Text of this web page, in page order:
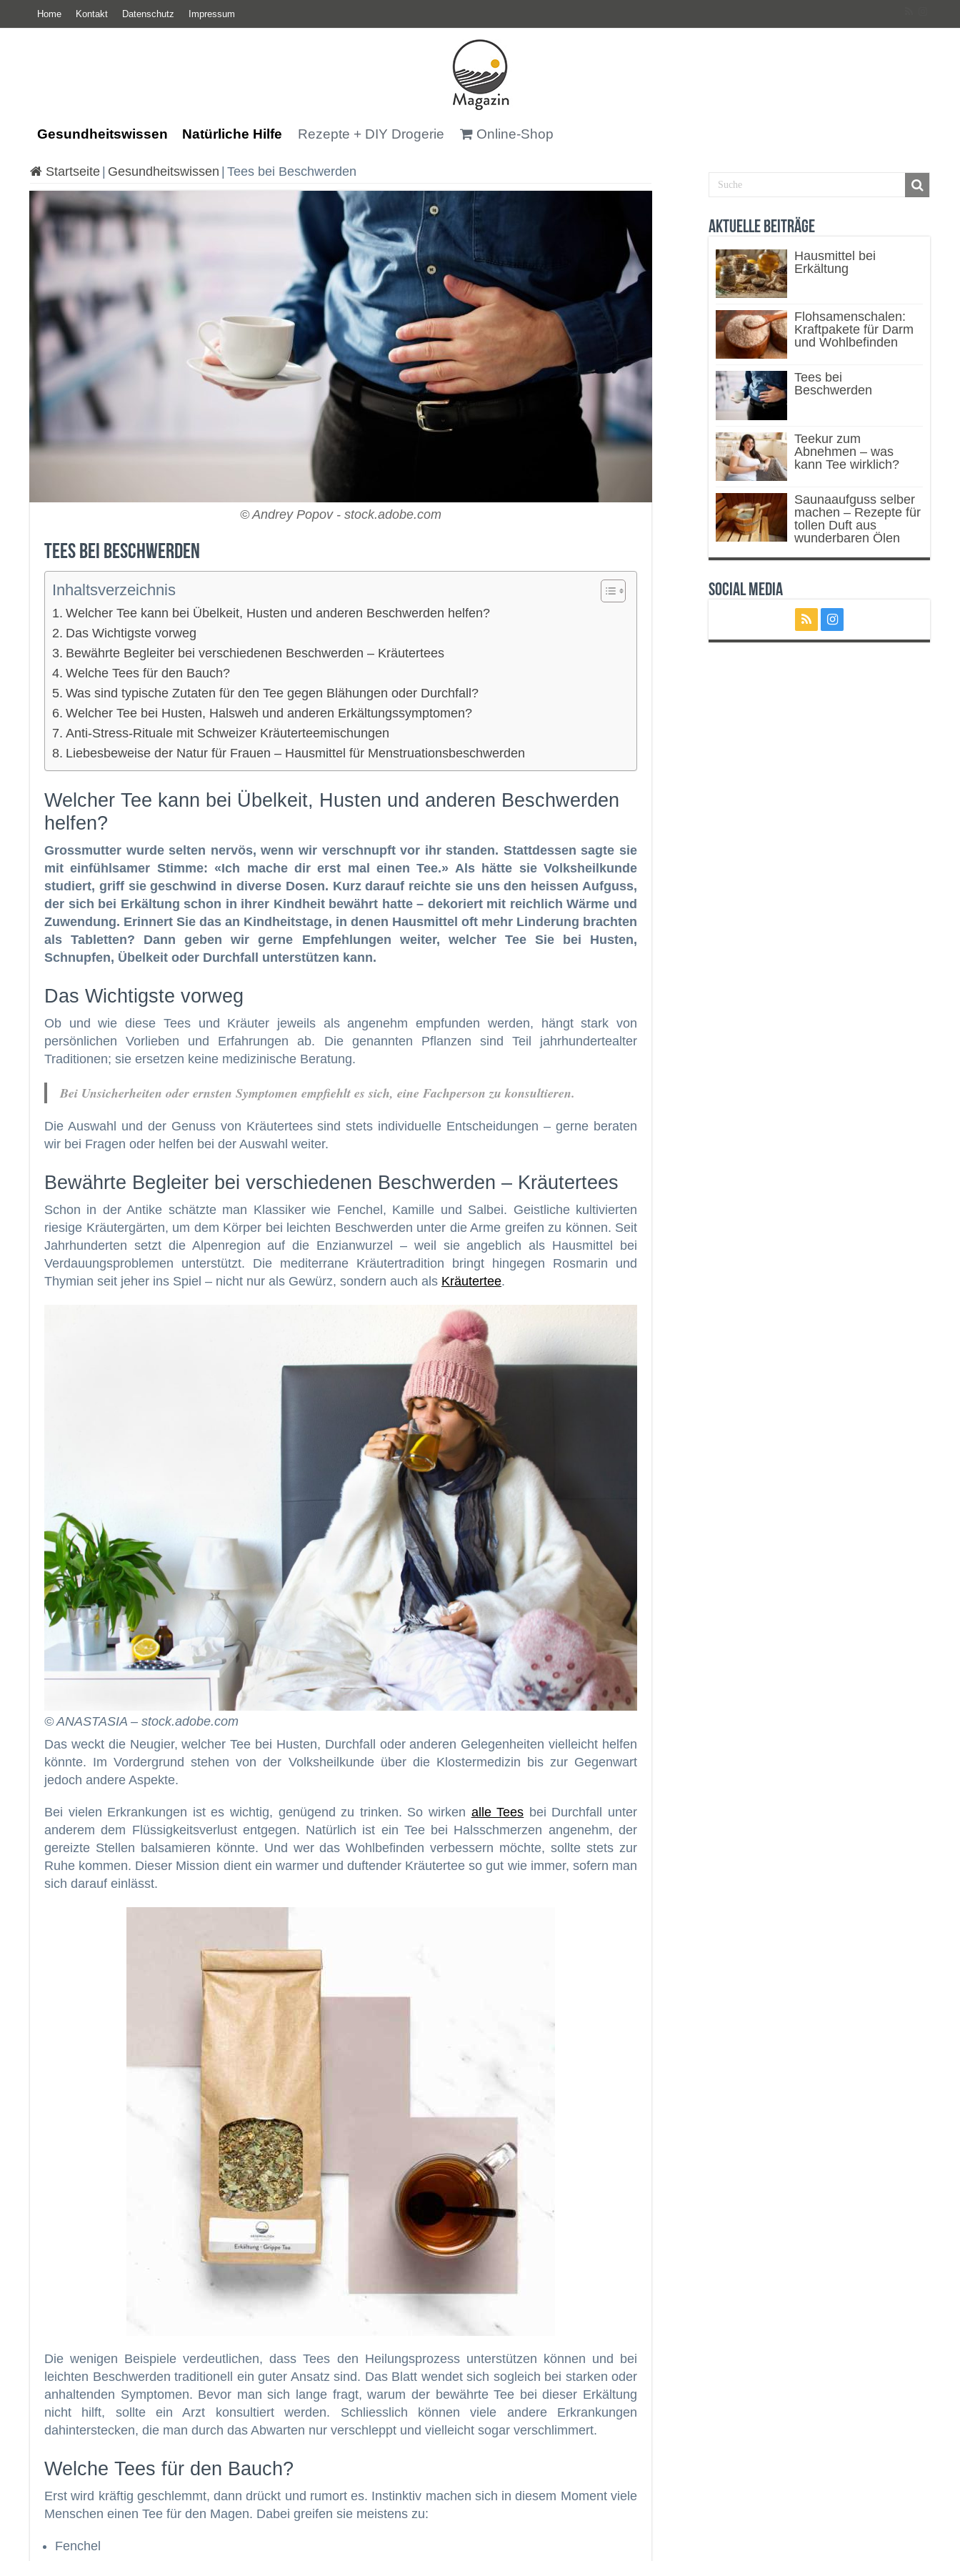
Home Kontakt Datenschutz Impressum
Gesundheitswissen Natürliche Hilfe Rezepte + DIY Drogerie Online-Shop
Startseite Gesundheitswissen Tees bei Beschwerden
© Andrey Popov - stock.adobe.com
Tees bei Beschwerden
Inhaltsverzeichnis
Welcher Tee kann bei Übelkeit, Husten und anderen Beschwerden helfen?
Das Wichtigste vorweg
Bewährte Begleiter bei verschiedenen Beschwerden – Kräutertees
Welche Tees für den Bauch?
Was sind typische Zutaten für den Tee gegen Blähungen oder Durchfall?
Welcher Tee bei Husten, Halsweh und anderen Erkältungssymptomen?
Anti-Stress-Rituale mit Schweizer Kräuterteemischungen
Liebesbeweise der Natur für Frauen – Hausmittel für Menstruationsbeschwerden
Welcher Tee kann bei Übelkeit, Husten und anderen Beschwerden
helfen?
Grossmutter wurde selten nervös, wenn wir verschnupft vor ihr standen. Stattdessen sagte sie
mit einfühlsamer Stimme: «Ich mache dir erst mal einen Tee.» Als hätte sie Volksheilkunde
studiert, griff sie geschwind in diverse Dosen. Kurz darauf reichte sie uns den heissen Aufguss,
der sich bei Erkältung schon in ihrer Kindheit bewährt hatte – dekoriert mit reichlich Wärme und
Zuwendung. Erinnert Sie das an Kindheitstage, in denen Hausmittel oft mehr Linderung brachten
als Tabletten? Dann geben wir gerne Empfehlungen weiter, welcher Tee Sie bei Husten,
Schnupfen, Übelkeit oder Durchfall unterstützen kann.
Das Wichtigste vorweg
Ob und wie diese Tees und Kräuter jeweils als angenehm empfunden werden, hängt stark von
persönlichen Vorlieben und Erfahrungen ab. Die genannten Pflanzen sind Teil jahrhundertealter
Traditionen; sie ersetzen keine medizinische Beratung.
Bei Unsicherheiten oder ernsten Symptomen empfiehlt es sich, eine Fachperson zu konsultieren.
Die Auswahl und der Genuss von Kräutertees sind stets individuelle Entscheidungen – gerne beraten
wir bei Fragen oder helfen bei der Auswahl weiter.
Bewährte Begleiter bei verschiedenen Beschwerden – Kräutertees
Schon in der Antike schätzte man Klassiker wie Fenchel, Kamille und Salbei. Geistliche kultivierten
riesige Kräutergärten, um dem Körper bei leichten Beschwerden unter die Arme greifen zu können. Seit
Jahrhunderten setzt die Alpenregion auf die Enzianwurzel – weil sie angeblich als Hausmittel bei
Verdauungsproblemen unterstützt. Die mediterrane Kräutertradition bringt hingegen Rosmarin und
Thymian seit jeher ins Spiel – nicht nur als Gewürz, sondern auch als Kräutertee.
© ANASTASIA – stock.adobe.com
Das weckt die Neugier, welcher Tee bei Husten, Durchfall oder anderen Gelegenheiten vielleicht helfen
könnte. Im Vordergrund stehen von der Volksheilkunde über die Klostermedizin bis zur Gegenwart
jedoch andere Aspekte.
Bei vielen Erkrankungen ist es wichtig, genügend zu trinken. So wirken alle Tees bei Durchfall unter
anderem dem Flüssigkeitsverlust entgegen. Natürlich ist ein Tee bei Halsschmerzen angenehm, der
gereizte Stellen balsamieren könnte. Und wer das Wohlbefinden verbessern möchte, sollte stets zur
Ruhe kommen. Dieser Mission dient ein warmer und duftender Kräutertee so gut wie immer, sofern man
sich darauf einlässt.
Die wenigen Beispiele verdeutlichen, dass Tees den Heilungsprozess unterstützen können und bei
leichten Beschwerden traditionell ein guter Ansatz sind. Das Blatt wendet sich sogleich bei starken oder
anhaltenden Symptomen. Bevor man sich lange fragt, warum der bewährte Tee bei dieser Erkältung
nicht hilft, sollte ein Arzt konsultiert werden. Schliesslich können viele andere Erkrankungen
dahinterstecken, die man durch das Abwarten nur verschleppt und vielleicht sogar verschlimmert.
Welche Tees für den Bauch?
Erst wird kräftig geschlemmt, dann drückt und rumort es. Instinktiv machen sich in diesem Moment viele
Menschen einen Tee für den Magen. Dabei greifen sie meistens zu:
Fenchel
Aktuelle Beiträge
Hausmittel bei
Erkältung
Flohsamenschalen:
Kraftpakete für Darm
und Wohlbefinden
Tees bei
Beschwerden
Teekur zum
Abnehmen – was
kann Tee wirklich?
Saunaaufguss selber
machen – Rezepte für
tollen Duft aus
wunderbaren Ölen
Social Media